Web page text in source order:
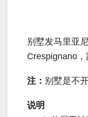
别墅发马里亚
Crespignano，
注： 别墅是不
说明